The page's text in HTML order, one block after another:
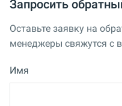
Запросить
Оставьте заявку на
менеджеры свяжутся с
Имя